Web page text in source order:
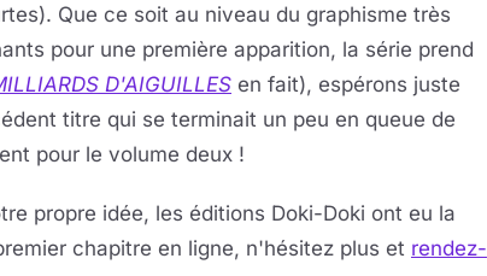
Que ce soit au niveau du graphisme très
pour une première apparition, la série prend
D'AIGUILLES en fait), espérons juste
titre qui se terminait un peu en queue de
pour le volume deux !
propre idée, les éditions Doki-Doki ont eu la
chapitre en ligne, n'hésitez plus et rendez-